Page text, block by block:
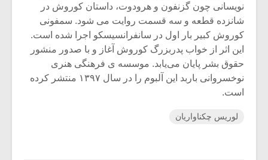
نویسانی چون گزنفون و هرودوت، داستان کوروش در
شانزده قطعه و سه قسمت روایت می شود. سمفونی
کوروش کبیر بار اول در سانفرانسیسکو اجرا شده است.
این اثر از خواب پدربزرگ کوروش آغاز و با صدور منشور
حقوق بشر پایان می‌یابد. موسسه ی فرهنگی هنری
نوخسروانی باربد این آلبوم را در سال ۱۳۹۷ منتشر کرده
است.
لوریس چکناواریان